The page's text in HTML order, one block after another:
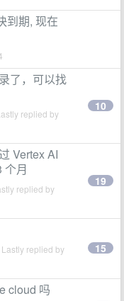
到期, 现在
了，可以找
replied by
10
Vertex AI
个月
replied by
19
Lastly replied by 15
cloud 吗